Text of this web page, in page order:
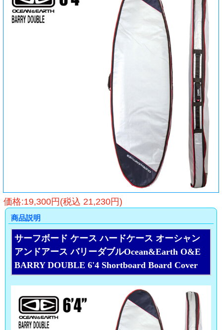
価格:19,300円(税込 21,230円)
商品説明
サーフボード ケース ハードケース オーシャン
アンドアース バリーダブルOcean&Earth O&E
BARRY DOUBLE 6'4 Shortboard Board Cover